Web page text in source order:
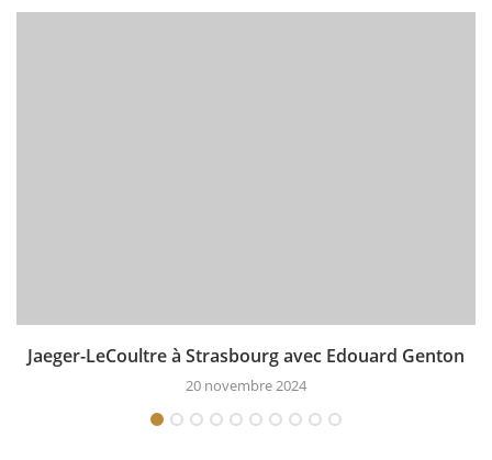
Jaeger-LeCoultre à Strasbourg avec Edouard Genton
20 novembre 2024